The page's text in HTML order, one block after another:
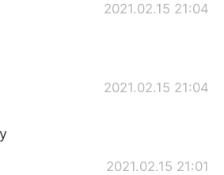
2021.02.15 21:04
2021.02.15 21:04
2021.02.15 21:01